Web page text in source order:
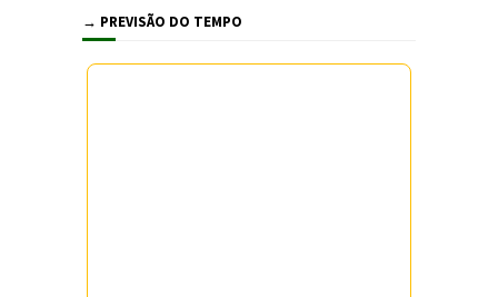
→ PREVISÃO DO TEMPO